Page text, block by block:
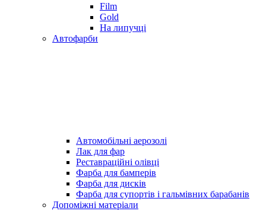
Film
Gold
На липучці
Автофарби
Автомобільні аерозолі
Лак для фар
Реставраційні олівці
Фарба для бамперів
Фарба для дисків
Фарба для супортів і гальмівних барабанів
Допоміжні матеріали